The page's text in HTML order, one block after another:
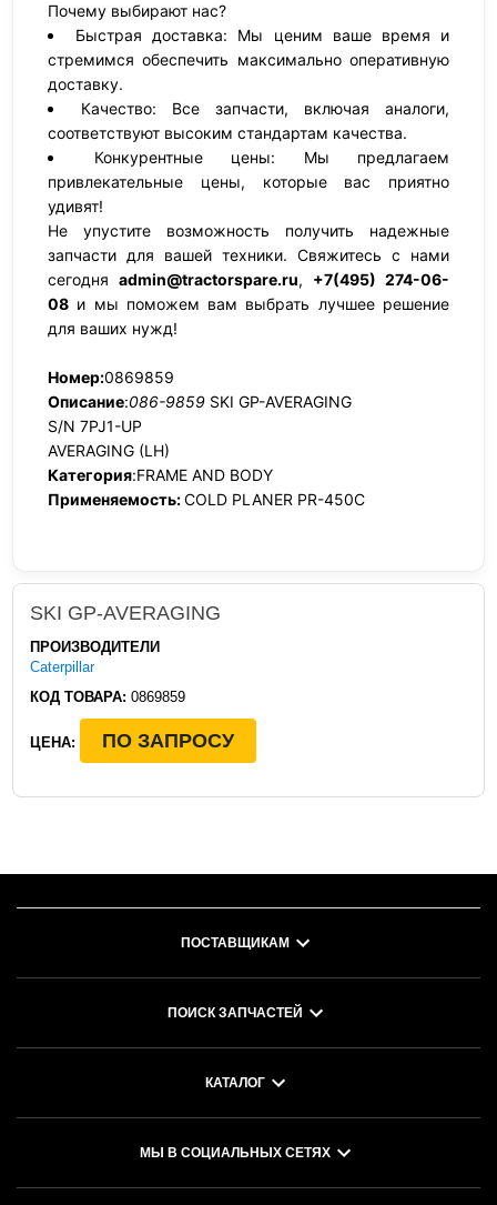
Почему выбирают нас?
Быстрая доставка: Мы ценим ваше время и
стремимся обеспечить максимально оперативную
доставку.
Качество: Все запчасти, включая аналоги,
соответствуют высоким стандартам качества.
Конкурентные цены: Мы предлагаем
привлекательные цены, которые вас приятно
удивят!
Не упустите возможность получить надежные
запчасти для вашей техники. Свяжитесь с нами
сегодня admin@tractorspare.ru, +7(495) 274-06-
08 и мы поможем вам выбрать лучшее решение
для ваших нужд!
Номер:0869859
Описание:086-9859 SKI GP-AVERAGING
S/N 7PJ1-UP
AVERAGING (LH)
Категория:FRAME AND BODY
Применяемость:COLD PLANER PR-450C
SKI GP-AVERAGING
ПРОИЗВОДИТЕЛИ
Caterpillar
КОД ТОВАРА: 0869859
ЦЕНА: ПО ЗАПРОСУ
ПОСТАВЩИКАМ
ПОИСК ЗАПЧАСТЕЙ
КАТАЛОГ
МЫ В СОЦИАЛЬНЫХ СЕТЯХ